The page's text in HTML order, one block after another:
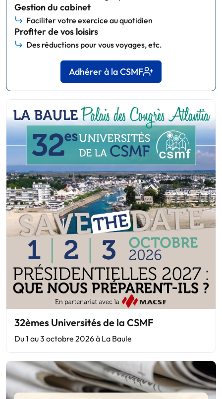
Gestion du cabinet
Faciliter votre exercice au quotidien
Profiter de vos loisirs
Des réductions pour vous voyages, etc.
Adhérer à la CSMF
32èmes Universités de la CSMF
Du 1 au 3 octobre 2026 à La Baule